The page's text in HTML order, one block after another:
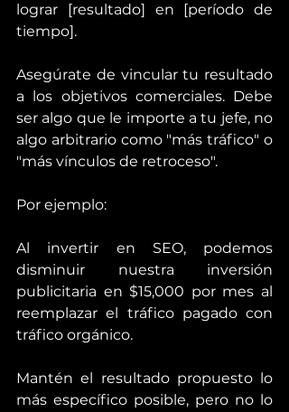
lograr [resultado] en [período de
tiempo].
Asegúrate de vincular tu resultado
a los objetivos comerciales. Debe
ser algo que le importe a tu jefe, no
algo arbitrario como "más tráfico" o
"más vínculos de retroceso".
Por ejemplo:
Al invertir en SEO, podemos
disminuir nuestra inversión
publicitaria en $15,000 por mes al
reemplazar el tráfico pagado con
tráfico orgánico.
Mantén el resultado propuesto lo
más específico posible, pero no lo